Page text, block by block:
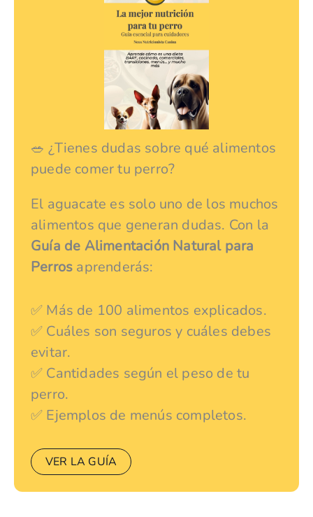
🥗 ¿Tienes dudas sobre qué alimentos
puede comer tu perro?
El aguacate es solo uno de los muchos
alimentos que generan dudas. Con la
Guía de Alimentación Natural para
Perros aprenderás:
✅ Más de 100 alimentos explicados.
✅ Cuáles son seguros y cuáles debes
evitar.
✅ Cantidades según el peso de tu
perro.
✅ Ejemplos de menús completos.
VER LA GUÍA